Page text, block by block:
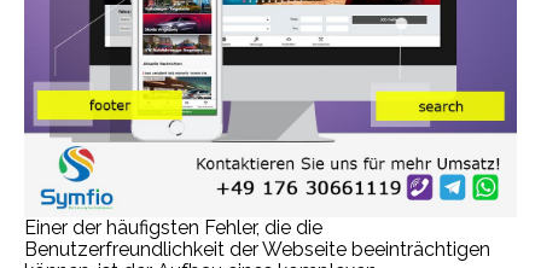
Einer der häufigsten Fehler, die die
Benutzerfreundlichkeit der Webseite beeinträchtigen